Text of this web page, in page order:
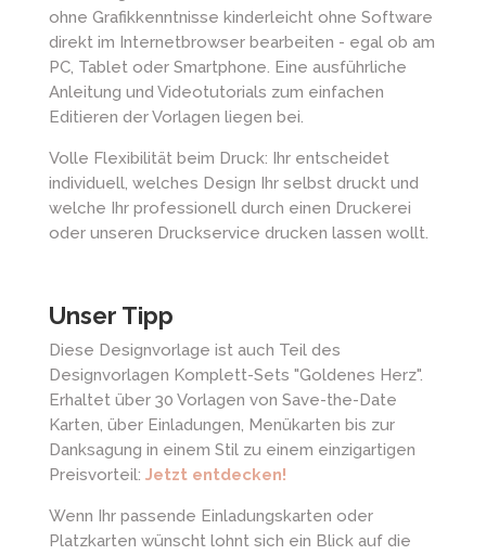
ohne Grafikkenntnisse kinderleicht ohne Software
direkt im Internetbrowser bearbeiten - egal ob am
PC, Tablet oder Smartphone. Eine ausführliche
Anleitung und Videotutorials zum einfachen
Editieren der Vorlagen liegen bei.
Volle Flexibilität beim Druck: Ihr entscheidet
individuell, welches Design Ihr selbst druckt und
welche Ihr professionell durch einen Druckerei
oder unseren Druckservice drucken lassen wollt.
Unser Tipp
Diese Designvorlage ist auch Teil des
Designvorlagen Komplett-Sets "Goldenes Herz".
Erhaltet über 30 Vorlagen von Save-the-Date
Karten, über Einladungen, Menükarten bis zur
Danksagung in einem Stil zu einem einzigartigen
Preisvorteil: Jetzt entdecken!
Wenn Ihr passende Einladungskarten oder
Platzkarten wünscht lohnt sich ein Blick auf die